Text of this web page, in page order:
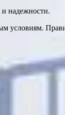
и надежности.
условиям.